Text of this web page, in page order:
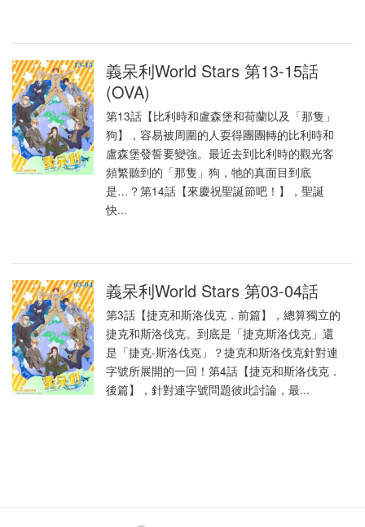
義呆利World Stars 第13-15話
(OVA)
第13話【比利時和盧森堡和荷蘭以及「那隻」
狗】，容易被周圍的人耍得團團轉的比利時和
盧森堡發誓要變強。最近去到比利時的觀光客
頻繁聽到的「那隻」狗，牠的真面目到底
是…？第14話【來慶祝聖誕節吧！】，聖誕
快...
義呆利World Stars 第03-04話
第3話【捷克和斯洛伐克．前篇】，總算獨立的
捷克和斯洛伐克。到底是「捷克斯洛伐克」還
是「捷克-斯洛伐克」？捷克和斯洛伐克針對連
字號所展開的一回！第4話【捷克和斯洛伐克．
後篇】，針對連字號問題彼此討論，最...